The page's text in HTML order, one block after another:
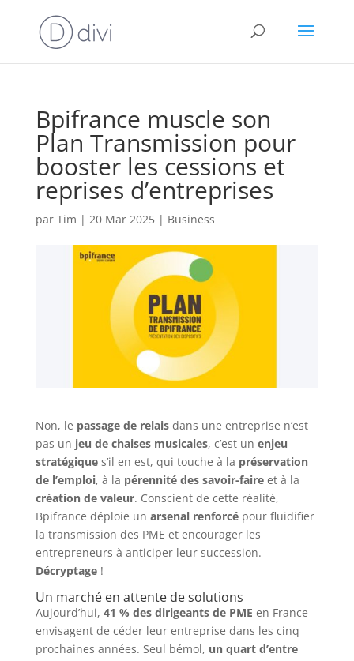
Bpifrance muscle son
Plan Transmission pour
booster les cessions et
reprises d’entreprises
par Tim | 20 Mar 2025| Business
Non, le passage de relaisdans une entreprise n’est
pas un jeu de chaises musicales, c’est un enjeu
stratégiques’il en est, qui touche à la préservation
de l’emploi, à la pérennité des savoir-faireet à la
création de valeur. Conscient de cette réalité,
Bpifrance déploie un arsenal renforcépour fluidifier
la transmission des PME et encourager les
entrepreneurs à anticiper leur succession.
Décryptage!
Un marché en attente de solutions
Aujourd’hui, 41 % des dirigeants de PME en France
envisagent de céder leur entreprise dans les cinq
prochaines années. Seul bémol, un quart d’entre